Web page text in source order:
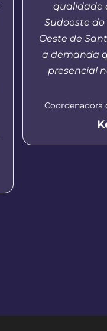
qualidade
Sudoeste
Oeste de
a demanda
presencial
Coordenadora